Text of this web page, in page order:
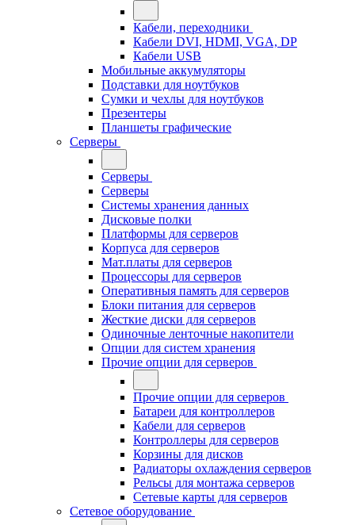
Кабели, переходники
Кабели DVI, HDMI, VGA, DP
Кабели USB
Мобильные аккумуляторы
Подставки для ноутбуков
Сумки и чехлы для ноутбуков
Презентеры
Планшеты графические
Серверы
Серверы
Серверы
Системы хранения данных
Дисковые полки
Платформы для серверов
Корпуса для серверов
Мат.платы для серверов
Процессоры для серверов
Оперативныя память для серверов
Блоки питания для серверов
Жесткие диски для серверов
Одиночные ленточные накопители
Опции для систем хранения
Прочие опции для серверов
Прочие опции для серверов
Батареи для контроллеров
Кабели для серверов
Контроллеры для серверов
Корзины для дисков
Радиаторы охлаждения серверов
Рельсы для монтажа серверов
Сетевые карты для серверов
Сетевое оборудование